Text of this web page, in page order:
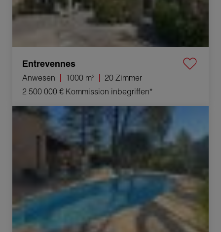
Entrevennes
Anwesen 1000 m²
20 Zimmer
2 500 000 € Kommission inbegriffen*
Verkauf Haus Montélimar 6 Zimmer 155 m²